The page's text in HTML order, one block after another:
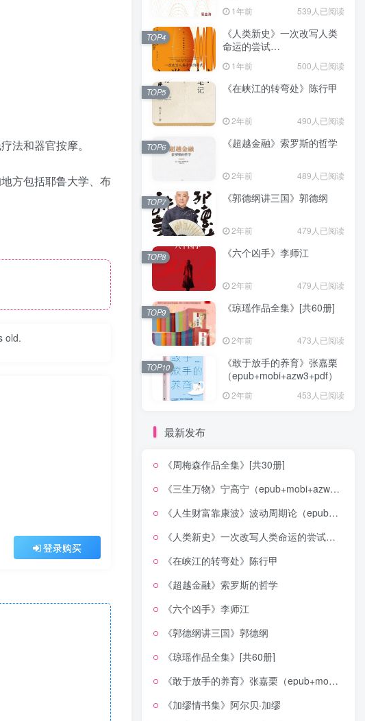
法和器官按摩。
方包括耶鲁大学、布
old.
登录购买
1年前 539人已阅读
《人类新史》一次改写人类
命运的尝试
1年前 500人已阅读
TOP4
《在峡江的转弯处》陈行甲
2年前 490人已阅读
TOP5
《超越金融》索罗斯的哲学
2年前 489人已阅读
TOP6
《郭德纲讲三国》郭德纲
2年前 479人已阅读
TOP7
《六个凶手》李师江
2年前 479人已阅读
TOP8
《琼瑶作品全集》[共60册]
2年前 473人已阅读
TOP9
《敢于放手的养育》张嘉栗
（epub+mobi+azw3+pdf）
2年前 453人已阅读
TOP10
最新发布
《周梅森作品全集》[共30册]
《三生万物》宁高宁（epub+mobi+azw3+pdf）
《人生财富靠康波》波动周期论（epub+mobi+azw3+pdf）
《人类新史》一次改写人类命运的尝试（epub+mobi+azw3+pdf）
《在峡江的转弯处》陈行甲
《超越金融》索罗斯的哲学
《六个凶手》李师江
《郭德纲讲三国》郭德纲
《琼瑶作品全集》[共60册]
《敢于放手的养育》张嘉栗（epub+mobi+azw3+pdf）
《加缪情书集》阿尔贝·加缪